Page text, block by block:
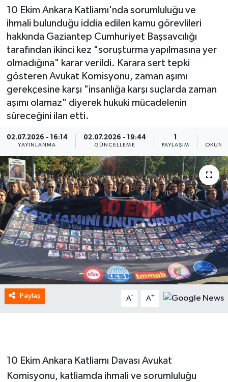
10 Ekim Ankara Katliamı'nda sorumluluğu ve
ihmali bulunduğu iddia edilen kamu görevlileri
hakkında Gaziantep Cumhuriyet Başsavcılığı
tarafından ikinci kez "soruşturma yapılmasına yer
olmadığına" karar verildi. Karara sert tepki
gösteren Avukat Komisyonu, zaman aşımı
gerekçesine karşı "insanlığa karşı suçlarda zaman
aşımı olamaz" diyerek hukuki mücadelenin
süreceğini ilan etti.
02.07.2026 - 16:14
YAYINLANMA
02.07.2026 - 19:44
GÜNCELLEME PAYLAŞIM
Paylaş A- A+
10 Ekim Ankara Katliamı Davası Avukat
Komisyonu, katliamda ihmali ve sorumluluğu
Yaşam